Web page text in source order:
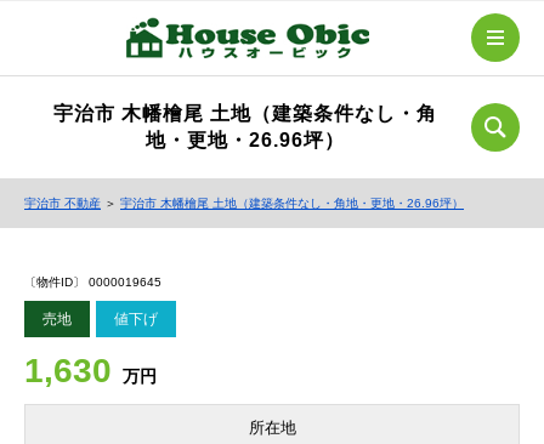
宇治市 木幡檜尾 土地（建築条件なし・角
地・更地・26.96坪）
宇治市 不動産 ＞ 宇治市 木幡檜尾 土地（建築条件なし・角地・更地・26.96坪）
〔物件ID〕 0000019645
売地 値下げ
1,630 万円
所在地